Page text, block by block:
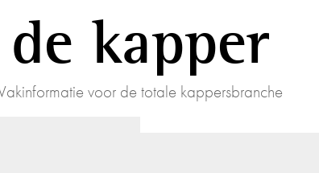
de kapper
voor de totale kappersbranche